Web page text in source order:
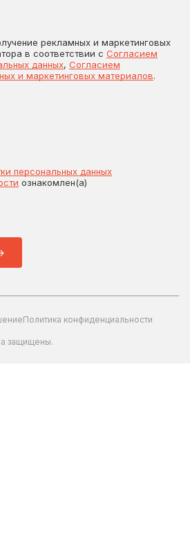
рекламных и маркетинговых
в соответствии с Согласием
данных, Согласием
и маркетинговых материалов.
персональных данных
ознакомлен(а)
Политика конфиденциальности
защищены.